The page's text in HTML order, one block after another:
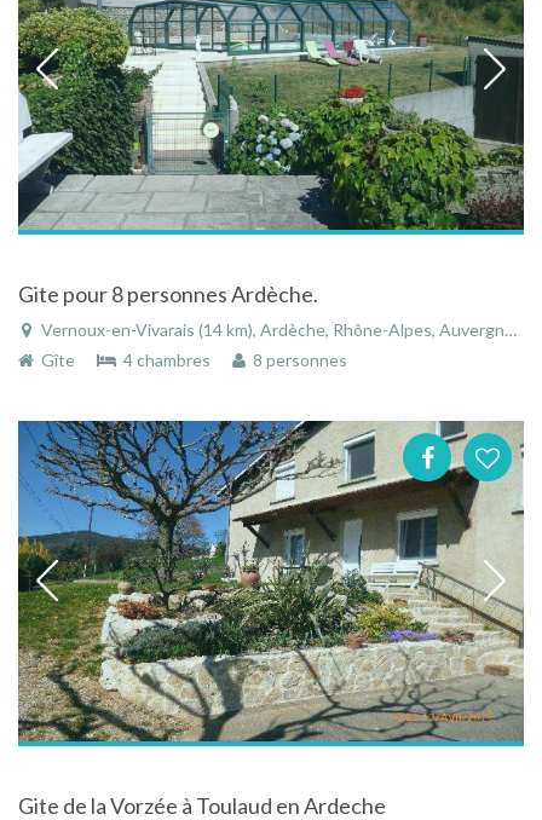
Gite pour 8 personnes Ardèche.
Vernoux-en-Vivarais (14 km), Ardèche, Rhône-Alpes, Auvergne-Rhône-Alpes, France
Gîte
4 chambres 8 personnes
Gite de la Vorzée à Toulaud en Ardeche